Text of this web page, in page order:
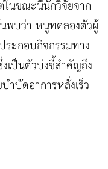
ในขณะนี้นักวิจัยจาก
พบว่า หนูทดลองตัวผู้
ะกอบกิจกรรมทาง
เป็นตัวบ่งชี้สำคัญถึง
บัดอาการหลั่งเร็ว